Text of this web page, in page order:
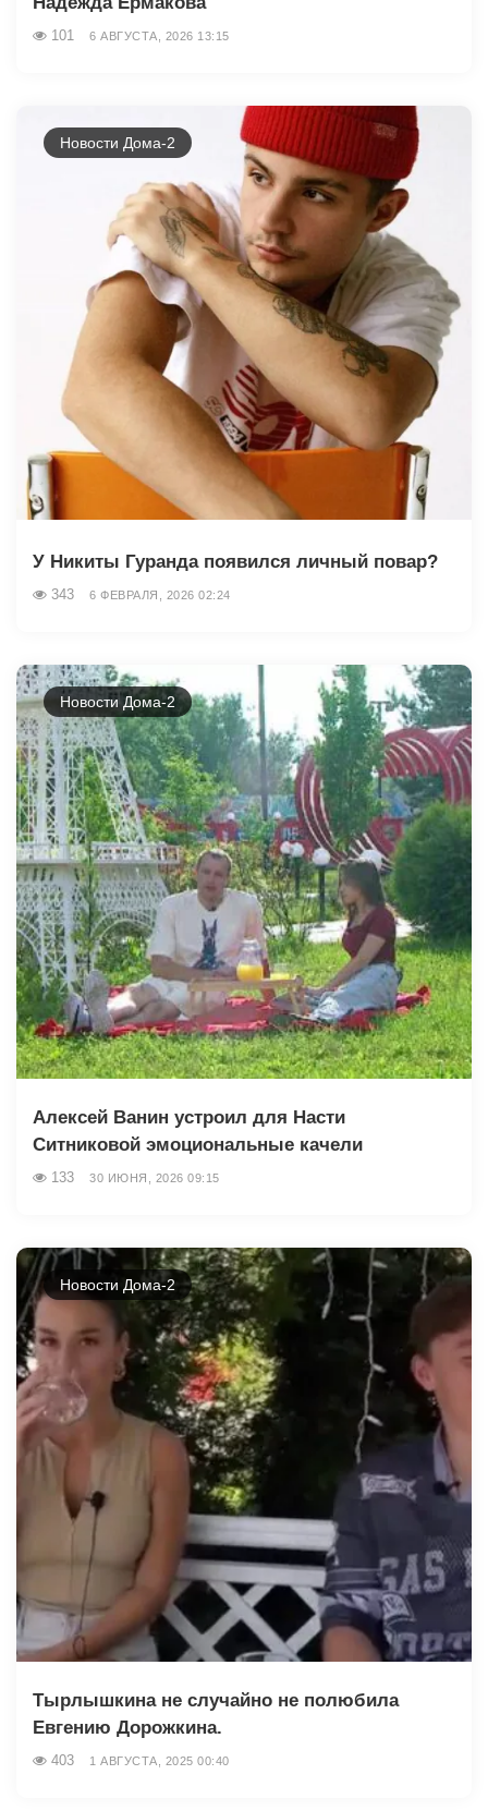
101 6 АВГУСТА, 2026 13:15
Новости Дома-2
У Никиты Гуранда появился личный повар?
343 6 ФЕВРАЛЯ, 2026 02:24
Новости Дома-2
Алексей Ванин устроил для Насти
Ситниковой эмоциональные качели
133 30 ИЮНЯ, 2026 09:15
Новости Дома-2
Тырлышкина не случайно не полюбила
Евгению Дорожкина.
403 1 АВГУСТА, 2025 00:40